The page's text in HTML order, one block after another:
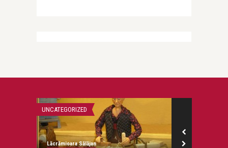
UNCATEGORIZED
Lăcrămioara Sălăjan